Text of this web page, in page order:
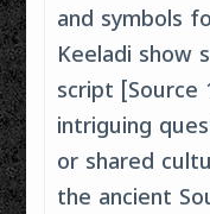
and symbols
Keeladi show
script [Source
intriguing
or shared
the ancient